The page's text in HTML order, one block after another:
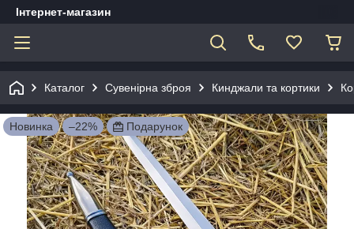
Інтернет-магазин
Каталог Сувенірна зброя Кинджали та кортики
Новинка –22% Подарунок